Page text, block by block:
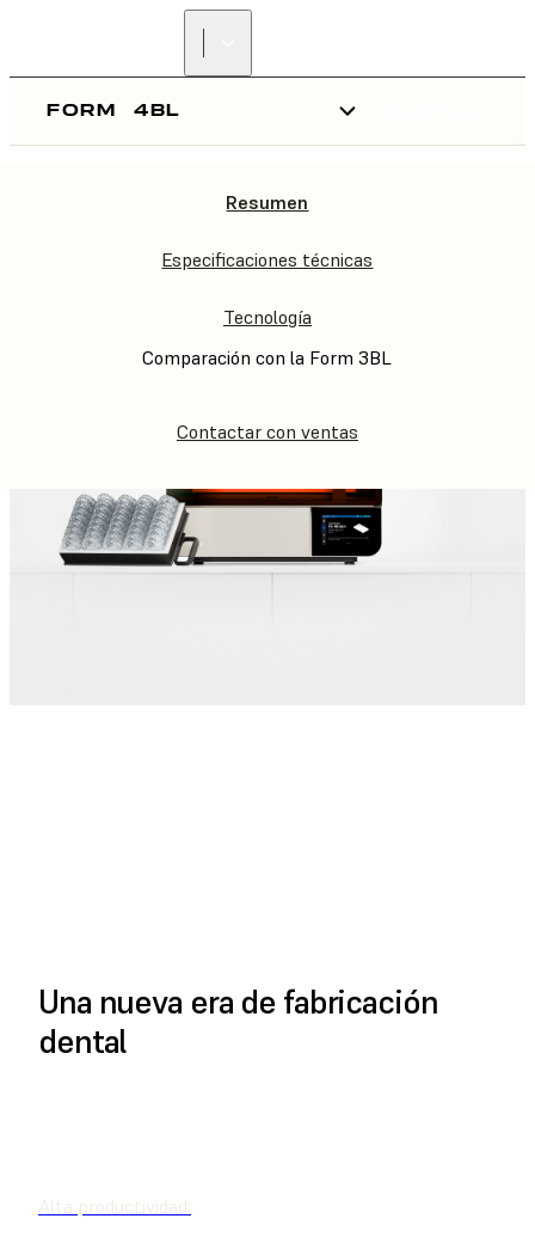
FORM 4BL
Resumen
Especificaciones técnicas
Tecnología
Comparación con la Form 3BL
Contactar con ventas
Una nueva era de fabricación
dental
Alta productividad:
FORM 4BL